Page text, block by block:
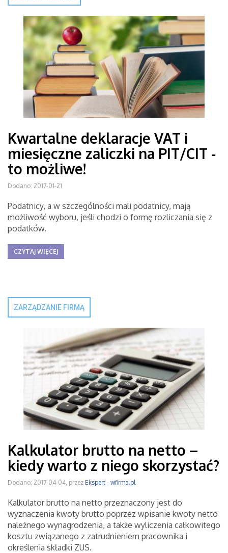
Kwartalne deklaracje VAT i
miesięczne zaliczki na PIT/CIT -
to możliwe!
Dodano: 2017-01-21
Podatnicy, a w szczególności mali podatnicy, mają
możliwość wyboru, jeśli chodzi o formę rozliczania się z
podatków.
CZYTAJ WIĘCEJ
ZARZĄDZANIE FIRMĄ
Kalkulator brutto na netto –
kiedy warto z niego skorzystać?
Dodano: 2017-04-04, przez Ekspert - wfirma.pl
Kalkulator brutto na netto przeznaczony jest do
wyznaczenia kwoty brutto poprzez wpisanie kwoty netto
należnego wynagrodzenia, a także wyliczenia całkowitego
kosztu związanego z zatrudnieniem pracownika i
określenia składki ZUS.